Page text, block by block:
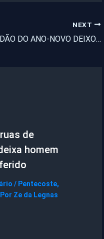
NEXT
FERIADÃO DO ANO-NOVO DEIXOU 70 MORTOS NO CEARÁ, COM 49 HOMICÍDIOS E 21 ÓBITOS EM ACIDENTES DE TRÂNSITO.
de
homem
/ Pentecoste,
Ze da Legnas